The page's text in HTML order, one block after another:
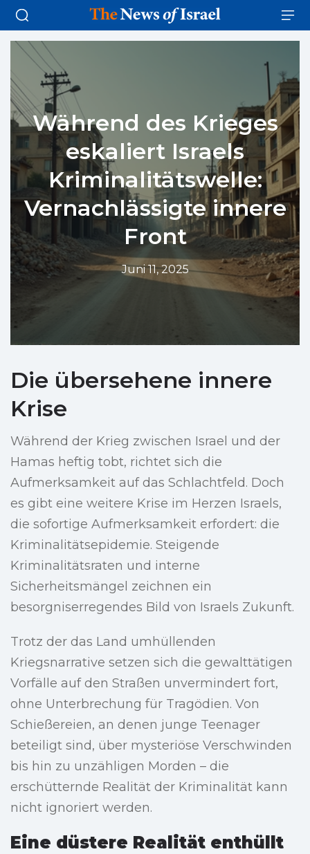
Während des Krieges
eskaliert Israels
Kriminalitätswelle:
Vernachlässigte innere
Front
Juni 11, 2025
Die übersehene innere
Krise
Während der Krieg zwischen Israel und der
Hamas heftig tobt, richtet sich die
Aufmerksamkeit auf das Schlachtfeld. Doch
es gibt eine weitere Krise im Herzen Israels,
die sofortige Aufmerksamkeit erfordert: die
Kriminalitätsepidemie. Steigende
Kriminalitätsraten und interne
Sicherheitsmängel zeichnen ein
besorgniserregendes Bild von Israels Zukunft.
Trotz der das Land umhüllenden
Kriegsnarrative setzen sich die gewalttätigen
Vorfälle auf den Straßen unvermindert fort,
ohne Unterbrechung für Tragödien. Von
Schießereien, an denen junge Teenager
beteiligt sind, über mysteriöse Verschwinden
bis hin zu unzähligen Morden – die
erschütternde Realität der Kriminalität kann
nicht ignoriert werden.
Eine düstere Realität enthüllt